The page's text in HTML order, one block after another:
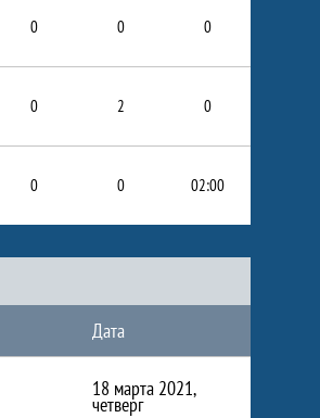
0 0 0
0 2 0
0 0 02:00
Дата
18 марта 2021,
четверг